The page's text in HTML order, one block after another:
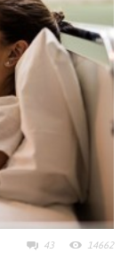
43 14662